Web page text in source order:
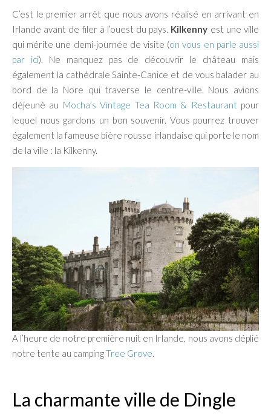
C’est le premier arrêt que nous avons réalisé en arrivant en
Irlande avant de filer à l’ouest du pays. Kilkenny est une ville
qui mérite une demi-journée de visite (on vous en parle aussi
par ici). Ne manquez pas de découvrir le château mais
également la cathédrale Sainte-Canice et de vous balader au
bord de la Nore qui traverse le centre-ville. Nous avions
déjeuné au Mocha’s Vintage Tea Room & Restaurant pour
lequel nous gardons un bon souvenir. Vous pourrez trouver
également la fameuse bière rousse irlandaise qui porte le nom
de la ville : la Kilkenny.
A l’heure de notre première nuit en Irlande, nous avons déplié
notre tente au campingTree Grove.
La charmante ville de Dingle